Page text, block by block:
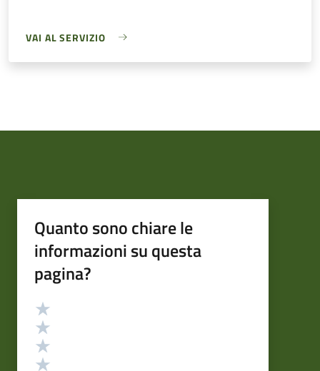
VAI AL SERVIZIO
Quanto sono chiare le
informazioni su questa
pagina?
Valutazione